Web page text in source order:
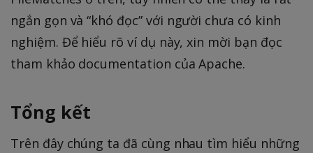
ngắn gọn và “khó đọc” với người chưa có kinh
nghiệm. Để hiểu rõ ví dụ này, xin mời bạn đọc
tham khảo documentation của Apache.
Tổng kết
Trên đây chúng ta đã cùng nhau tìm hiểu những